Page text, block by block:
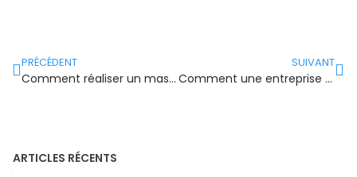
PRÉCÉDENT
Comment réaliser un massif pour cacher la fosse septique ?
SUIVANT
Comment une entreprise de vidange de fosse septique intervient rapidement en Normandie ?
ARTICLES RÉCENTS